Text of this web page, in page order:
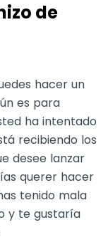
de
hacer un
es para
ha intentado
recibiendo los
desee lanzar
querer hacer
tenido mala
y te gustaría